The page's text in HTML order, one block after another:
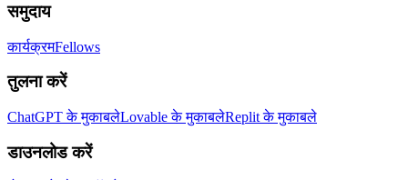
समुदाय
कार्यक्रमFellows
तुलना करें
ChatGPT के मुकाबलेLovable के मुकाबलेReplit के मुकाबले
डाउनलोड करें